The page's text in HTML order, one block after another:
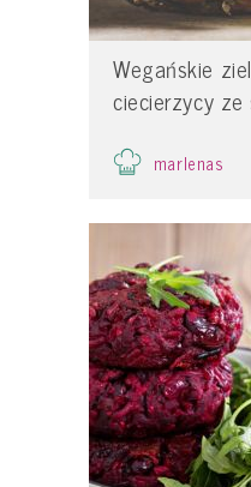
Wegańskie
ciecierzycy
marlenas